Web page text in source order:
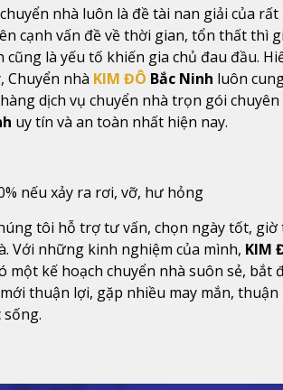
nhà luôn là đề tài nan giải của
cạnh vấn đề về thời gian, tổn thất thì
cũng là yếu tố khiến gia chủ đau đầu.
Chuyển nhà KIM ĐÔ Bắc Ninh luôn
dịch vụ chuyển nhà trọn gói
uy tín và an toàn nhất hiện nay.
nếu xảy ra rơi, vỡ, hư hỏng
tôi hỗ trợ tư vấn, chọn ngày tốt, giờ
Với những kinh nghiệm của mình, KIM
một kế hoạch chuyển nhà suôn sẻ, bắt
thuận lợi, gặp nhiều may mắn,